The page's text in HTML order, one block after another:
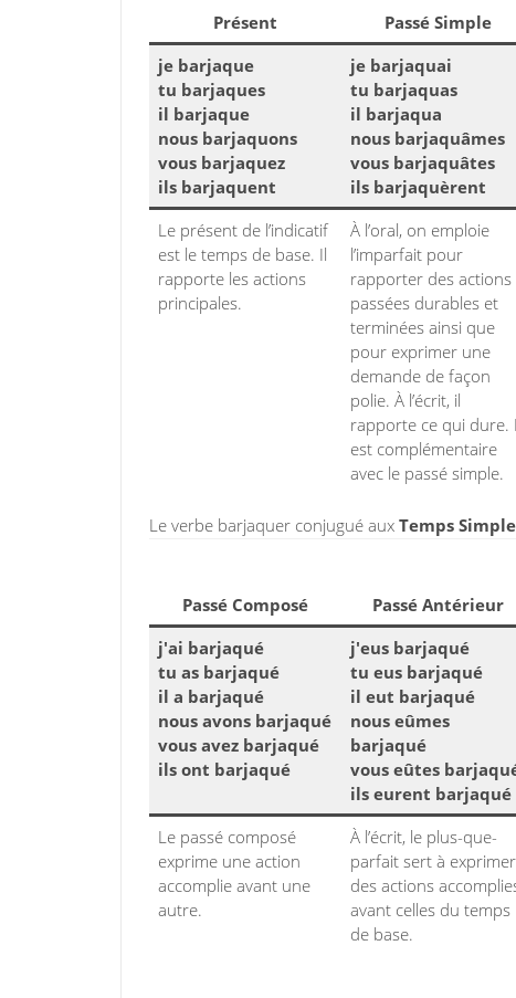
Présent Passé Simple
je barjaque
tu barjaques
il barjaque
nous barjaquons
vous barjaquez
ils barjaquent
je barjaquai
tu barjaquas
il barjaqua
nous barjaquâmes
vous barjaquâtes
ils barjaquèrent
Le présent de l’indicatif
est le temps de base. Il
rapporte les actions
principales.
À l’oral, on emploie
l’imparfait pour
rapporter des actions
passées durables et
terminées ainsi que
pour exprimer une
demande de façon
polie. À l’écrit, il
rapporte ce qui dure.
est complémentaire
avec le passé simple.
Le verbe barjaquer conjugué aux Temps
Passé Composé Passé Antérieur
j'ai barjaqué
tu as barjaqué
il a barjaqué
nous avons barjaqué
vous avez barjaqué
ils ont barjaqué
j'eus barjaqué
tu eus barjaqué
il eut barjaqué
nous eûmes
barjaqué
vous eûtes
ils eurent barjaqué
Le passé composé
exprime une action
accomplie avant une
autre.
À l’écrit, le plus-que-
parfait sert à exprimer
des actions
avant celles du temps
de base.